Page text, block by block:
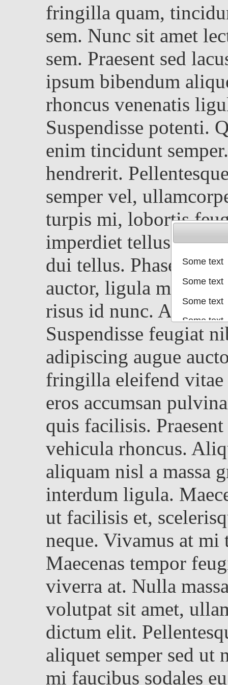
Some text
Some text
Some text
Some text
Some text
Some text
Some text
Some text
Some text